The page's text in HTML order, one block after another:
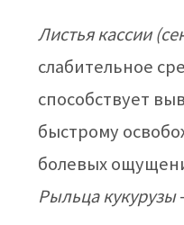
Листья кассии
слабительное
способствует
быстрому
болевых
Рыльца кукурузы